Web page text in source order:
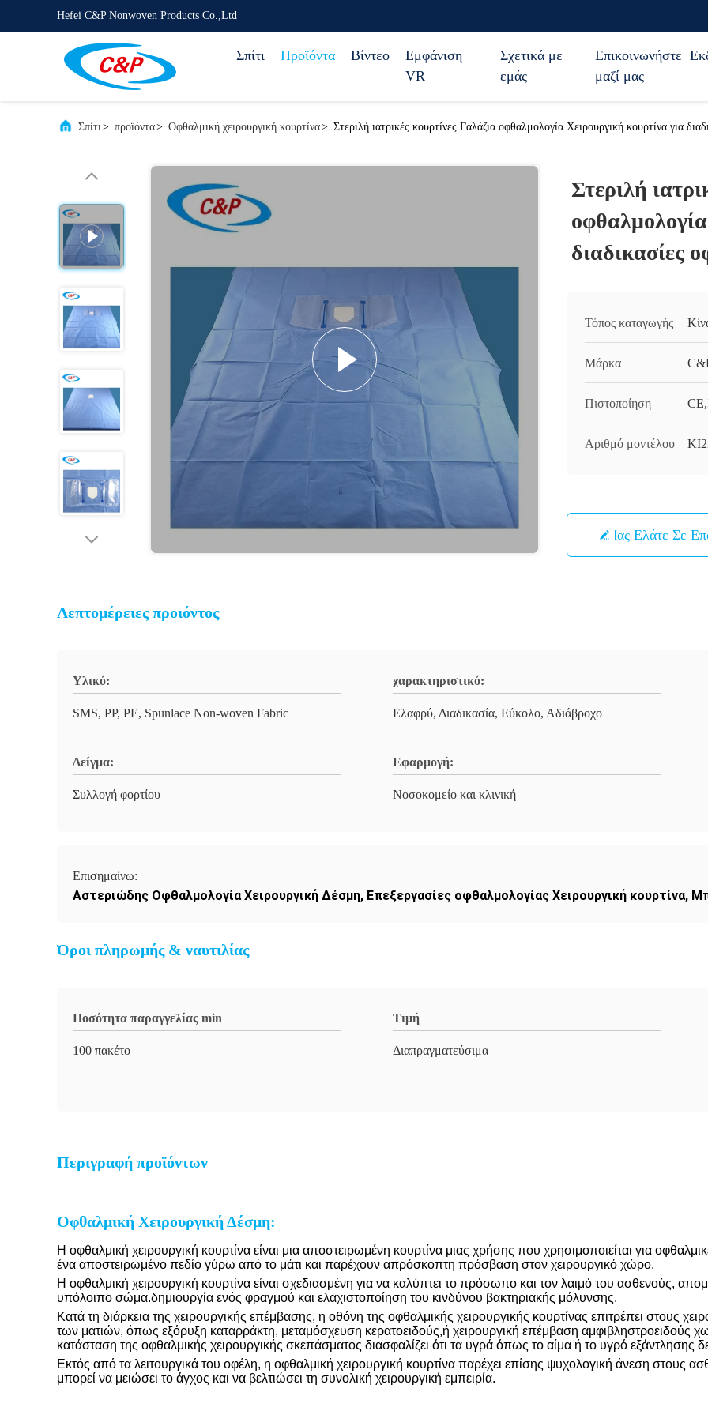
Hefei C&P Nonwoven Products Co.,Ltd
Σπίτι Προϊόντα Βίντεο
Εμφάνιση
VR
Σχετικά με
εμάς
Επικοινωνήστε
μαζί μας
Σπίτι> προϊόντα> Οφθαλμική χειρουργική κουρτίνα> Στεριλή ιατρικές κουρτίνες Γαλάζια οφθαλμολογία Χειρουργική κουρτίνα για
Στεριλή
διαδικασίες
Τόπος καταγωγής
Μάρκα
Πιστοποίηση
Αριθμό μοντέλου
Μας Ελάτε Σε
Λεπτομέρειες προιόντος
Υλικό:
SMS, PP, PE, Spunlace Non-woven Fabric
χαρακτηριστικό:
Ελαφρύ, Διαδικασία, Εύκολο, Αδιάβροχο
Δείγμα:
Συλλογή φορτίου
Εφαρμογή:
Νοσοκομείο και κλινική
Επισημαίνω:
Αστεριώδης Οφθαλμολογία Χειρουργική Δέσμη, Επεξεργασίες οφθαλμολογίας Χειρουργική κουρτίνα,
Όροι πληρωμής & ναυτιλίας
Ποσότητα παραγγελίας min
100 πακέτο
Τιμή
Διαπραγματεύσιμα
Περιγραφή προϊόντων
Οφθαλμική Χειρουργική Δέσμη:
Η οφθαλμική χειρουργική κουρτίνα είναι μια αποστειρωμένη κουρτίνα μιας χρήσης που χρησιμοποιείται για
ένα αποστειρωμένο πεδίο γύρω από το μάτι και παρέχουν απρόσκοπτη πρόσβαση στον χειρουργικό χώρο.
Η οφθαλμική χειρουργική κουρτίνα είναι σχεδιασμένη για να καλύπτει το πρόσωπο και τον λαιμό του ασθενούς,
υπόλοιπο σώμα.δημιουργία ενός φραγμού και ελαχιστοποίηση του κινδύνου βακτηριακής μόλυνσης.
Κατά τη διάρκεια της χειρουργικής επέμβασης, η οθόνη της οφθαλμικής χειρουργικής κουρτίνας επιτρέπει στους
των ματιών, όπως εξόρυξη καταρράκτη, μεταμόσχευση κερατοειδούς,ή χειρουργική επέμβαση αμφιβληστροειδούς
κατάσταση της οφθαλμικής χειρουργικής σκεπάσματος διασφαλίζει ότι τα υγρά όπως το αίμα ή το υγρό
Εκτός από τα λειτουργικά του οφέλη, η οφθαλμική χειρουργική κουρτίνα παρέχει επίσης ψυχολογική άνεση στους
μπορεί να μειώσει το άγχος και να βελτιώσει τη συνολική χειρουργική εμπειρία.